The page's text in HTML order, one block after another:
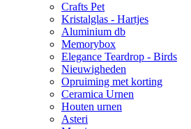
Crafts Pet
Kristalglas - Hartjes
Aluminium db
Memorybox
Elegance Teardrop - Birds
Nieuwigheden
Opruiming met korting
Ceramica Urnen
Houten urnen
Asteri